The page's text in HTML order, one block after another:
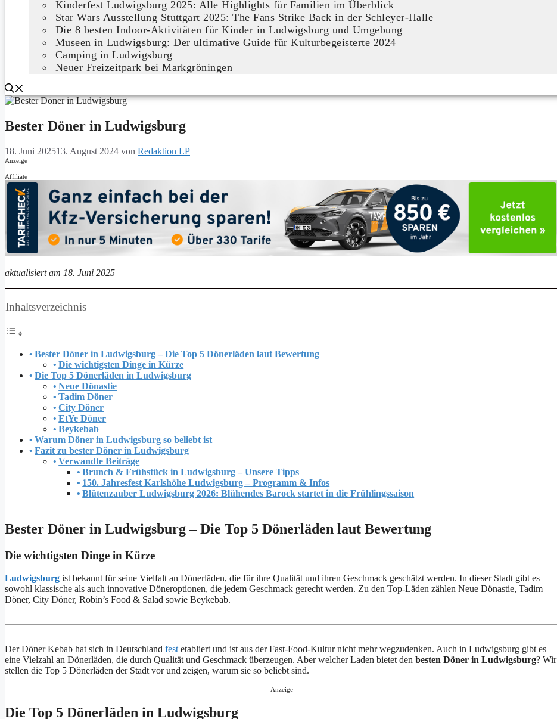
Kinderfest Ludwigsburg 2025: Alle Highlights für Familien im Überblick
Star Wars Ausstellung Stuttgart 2025: The Fans Strike Back in der Schleyer-Halle
Die 8 besten Indoor-Aktivitäten für Kinder in Ludwigsburg und Umgebung
Museen in Ludwigsburg: Der ultimative Guide für Kulturbegeisterte 2024
Camping in Ludwigsburg
Neuer Freizeitpark bei Markgröningen
Bester Döner in Ludwigsburg
18. Juni 202513. August 2024 von Redaktion LP
Anzeige
Affiliate
aktualisiert am 18. Juni 2025
Inhaltsverzeichnis
Bester Döner in Ludwigsburg – Die Top 5 Dönerläden laut Bewertung
Die wichtigsten Dinge in Kürze
Die Top 5 Dönerläden in Ludwigsburg
Neue Dönastie
Tadim Döner
City Döner
EtYe Döner
Beykebab
Warum Döner in Ludwigsburg so beliebt ist
Fazit zu bester Döner in Ludwigsburg
Verwandte Beiträge
Brunch & Frühstück in Ludwigsburg – Unsere Tipps
150. Jahresfest Karlshöhe Ludwigsburg – Programm & Infos
Blütenzauber Ludwigsburg 2026: Blühendes Barock startet in die Frühlingssaison
Bester Döner in Ludwigsburg – Die Top 5 Dönerläden laut Bewertung
Die wichtigsten Dinge in Kürze
Ludwigsburg ist bekannt für seine Vielfalt an Dönerläden, die für ihre Qualität und ihren Geschmack geschätzt werden. In dieser Stadt gibt es
sowohl klassische als auch innovative Döneroptionen, die jedem Geschmack gerecht werden. Zu den Top-Läden zählen Neue Dönastie, Tadim
Döner, City Döner, Robin’s Food & Salad sowie Beykebab.
Der Döner Kebab hat sich in Deutschland fest etabliert und ist aus der Fast-Food-Kultur nicht mehr wegzudenken. Auch in Ludwigsburg gibt es
eine Vielzahl an Dönerläden, die durch Qualität und Geschmack überzeugen. Aber welcher Laden bietet den besten Döner in Ludwigsburg? Wir
stellen die Top 5 Dönerläden der Stadt vor und zeigen, warum sie so beliebt sind.
Anzeige
Die Top 5 Dönerläden in Ludwigsburg